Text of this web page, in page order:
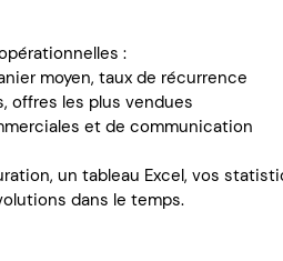
:
moyen, taux de récurrence
offres les plus vendues
et de communication
un tableau Excel, vos
dans le temps.